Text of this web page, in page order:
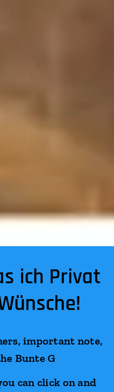
ich Privat
important note,
Bunte G
can click on and